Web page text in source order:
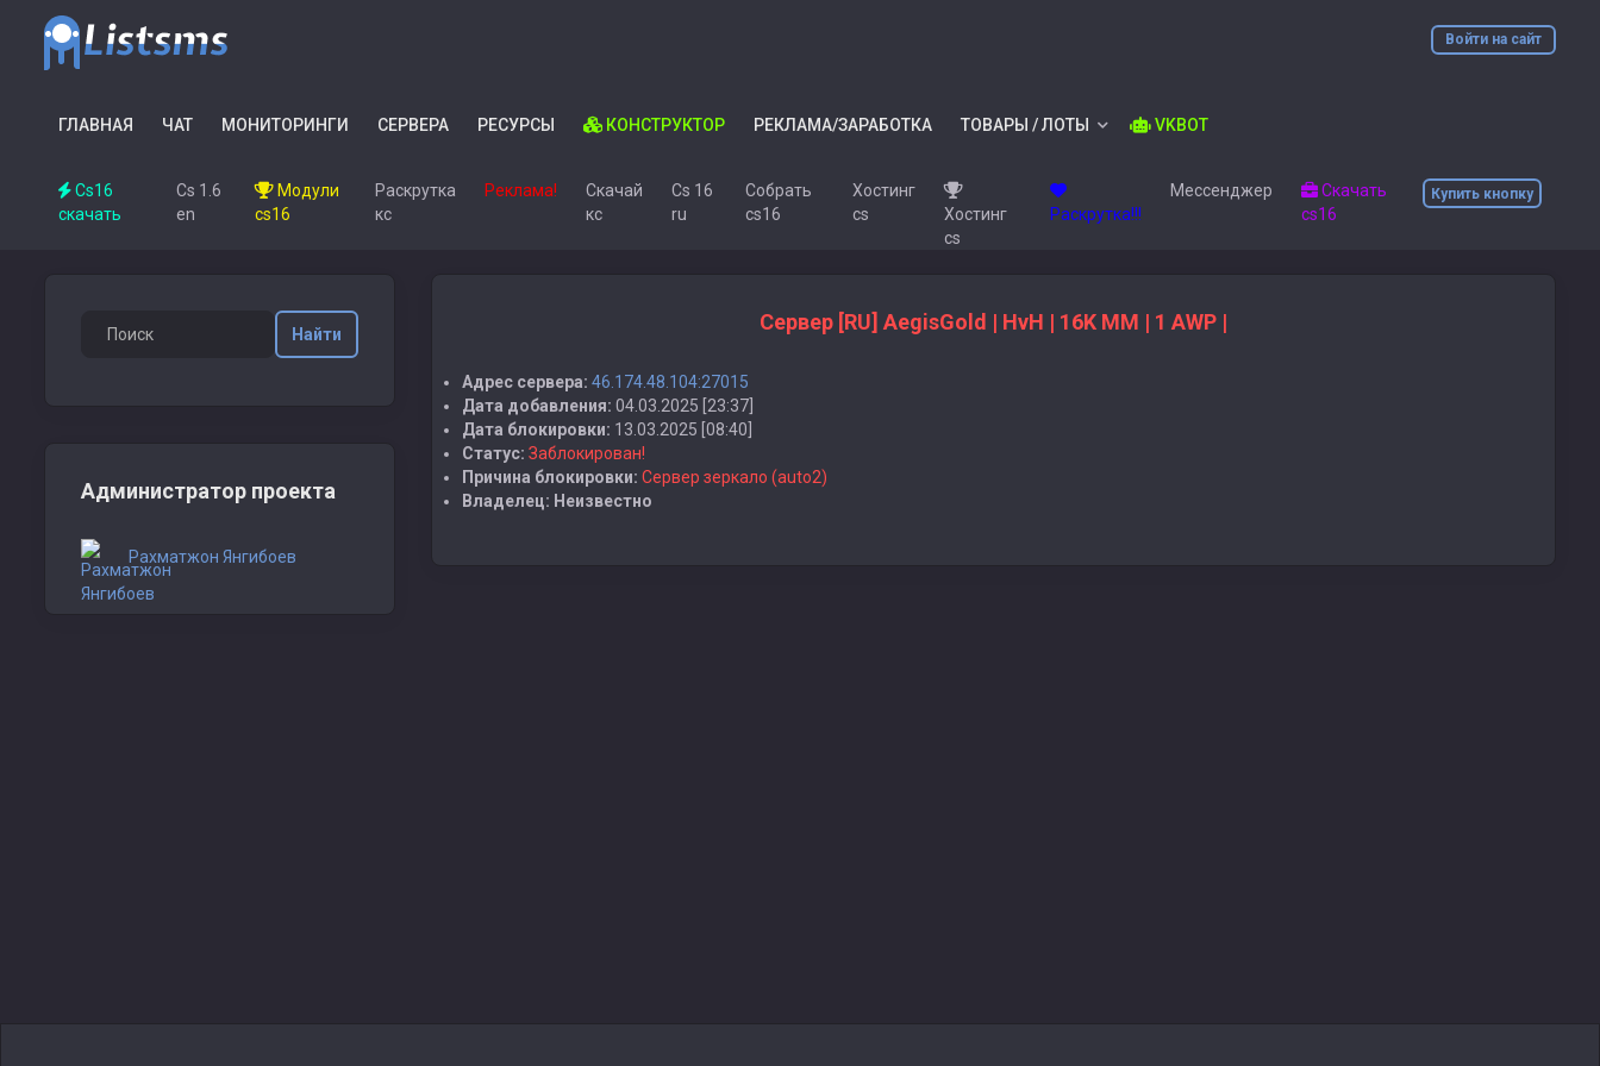
Войти на сайт
ГЛАВНАЯ ЧАТ МОНИТОРИНГИ СЕРВЕРА РЕСУРСЫ КОНСТРУКТОР РЕКЛАМА/ЗАРАБОТКА ТОВАРЫ / ЛОТЫ VKBOT
Cs16
скачать
Cs 1.6
en
Модули
cs16
Раскрутка
кс
Реклама!
Скачай
кс
Cs 16
ru
Собрать
cs16
Хостинг
cs
Хостинг
cs
Раскрутка!!!
Мессенджер
Скачать
cs16
Купить кнопку
Сервер [RU] AegisGold | HvH | 16K MM | 1 AWP |
Адрес сервера: 46.174.48.104:27015
Дата добавления: 04.03.2025 [23:37]
Дата блокировки: 13.03.2025 [08:40]
Статус: Заблокирован!
Причина блокировки: Сервер зеркало (auto2)
Владелец: Неизвестно
Найти
Администратор проекта
Рахматжон Янгибоев